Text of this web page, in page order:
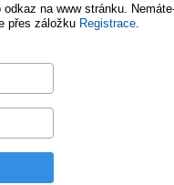
na www stránku.
přes záložku Registrace